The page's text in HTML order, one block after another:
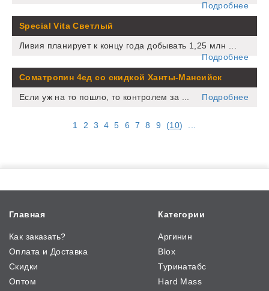
Подробнее
Special Vita Светлый
Ливия планирует к концу года добывать 1,25 млн ...
Подробнее
Cоматропин 4ед со скидкой Ханты-Мансийск
Если уж на то пошло, то контролем за ... Подробнее
1 2 3 4 5 6 7 8 9 (10) ...
Главная
Как заказать?
Оплата и Доставка
Скидки
Оптом
Категории
Аргинин
Blox
Туринатабс
Hard Mass